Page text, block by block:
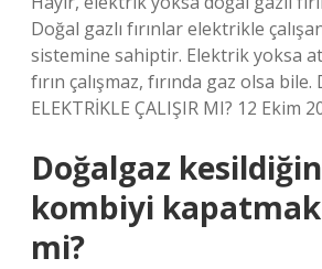
Doğal gazlı fırınlar elektrikle
sistemine sahiptir. Elektrik yoksa
fırın çalışmaz, fırında gaz olsa bile.
ELEKTRİKLE ÇALIŞIR MI? 12 Ekim
Doğalgaz
kombiyi
mi?